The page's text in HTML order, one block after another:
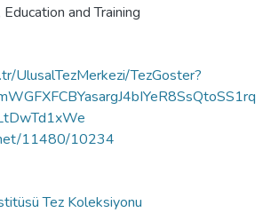
Education and Training
UlusalTezMerkezi/TezGoster?
11480/10234
Tez Koleksiyonu